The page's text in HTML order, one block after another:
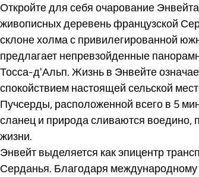
Откройте для себя очарование
живописных деревень французской
склоне холма с привилегированной
предлагает непревзойденные
Тосса-д'Альп. Жизнь в Энвейте
спокойствием настоящей сельской
Пучсерды, расположенной всего в 5
сланец и природа сливаются воедино,
жизни.
Энвейт выделяется как эпицентр
Серданья. Благодаря